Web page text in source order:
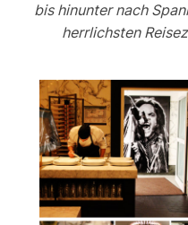
bis hinunter nach
herrlichsten